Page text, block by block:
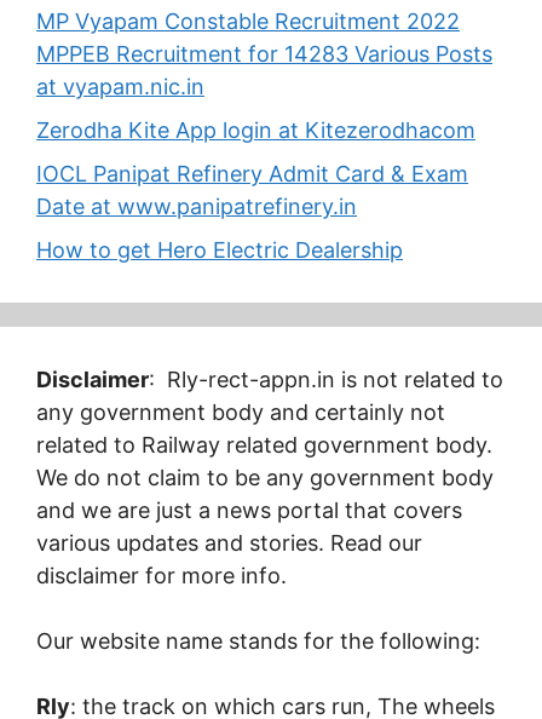
MP Vyapam Constable Recruitment 2022
MPPEB Recruitment for 14283 Various Posts
at vyapam.nic.in
Zerodha Kite App login at Kitezerodhacom
IOCL Panipat Refinery Admit Card & Exam
Date at www.panipatrefinery.in
How to get Hero Electric Dealership
Disclaimer: Rly-rect-appn.in is not related to
any government body and certainly not
related to Railway related government body.
We do not claim to be any government body
and we are just a news portal that covers
various updates and stories. Read our
disclaimer for more info.
Our website name stands for the following:
Rly: the track on which cars run, The wheels